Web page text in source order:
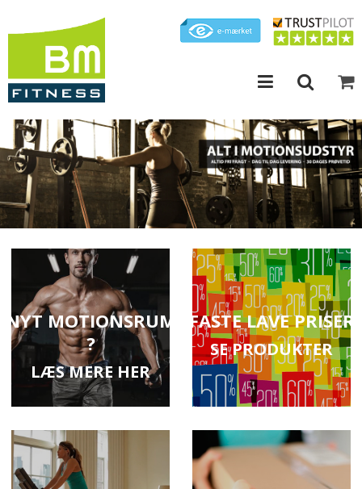
NYT MOTIONSRUM
?
LÆS MERE HER
FASTE LAVE PRISER
SE PRODUKTER